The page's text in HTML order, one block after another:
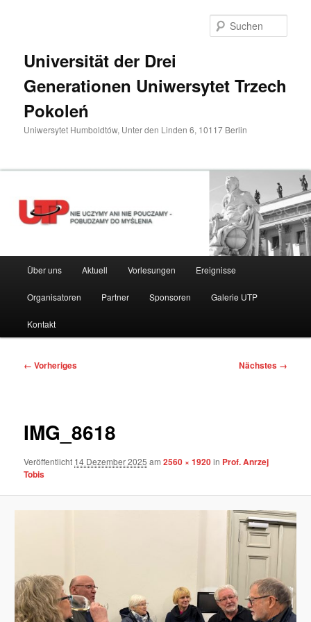
Universität der Drei
Generationen Uniwersytet Trzech
Pokoleń
Uniwersytet Humboldtów, Unter den Linden 6, 10117 Berlin
HauptmenüÜber uns Aktuell Vorlesungen Ereignisse
Organisatoren Partner Sponsoren Galerie UTP
Kontakt
Bilder-
← Vorheriges Nächstes →
IMG_8618
Veröffentlicht 14 Dezember 2025 am2560 × 1920in Prof. Anrzej
Tobis